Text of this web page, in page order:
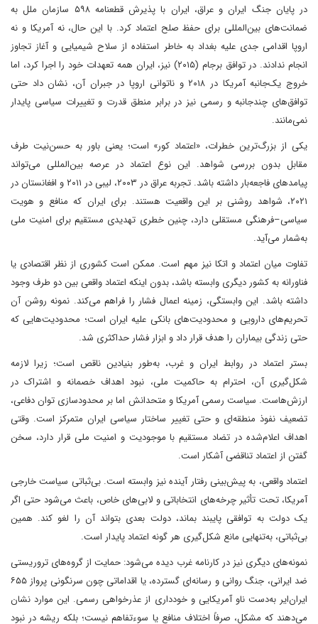
در پایان جنگ ایران و عراق، ایران با پذیرش قطعنامه ۵۹۸ سازمان ملل به
ضمانت‌های بین‌المللی برای حفظ صلح اعتماد کرد. با این حال، نه آمریکا و نه
اروپا اقدامی جدی علیه بغداد به خاطر استفاده از سلاح شیمیایی و آغاز تجاوز
انجام ندادند. در توافق برجام (۲۰۱۵) نیز، ایران همه تعهدات خود را اجرا کرد، اما
خروج یک‌جانبه آمریکا در ۲۰۱۸ و ناتوانی اروپا در جبران آن، نشان داد حتی
توافق‌های چندجانبه و رسمی نیز در برابر منطق قدرت و تغییرات سیاسی پایدار
نمی‌مانند.
یکی از بزرگ‌ترین خطرات، «اعتماد کور» است؛ یعنی باور به حسن‌نیت طرف
مقابل بدون بررسی شواهد. این نوع اعتماد در عرصه بین‌المللی می‌تواند
پیامدهای فاجعه‌بار داشته باشد. تجربه عراق در ۲۰۰۳، لیبی در ۲۰۱۱ و افغانستان در
۲۰۲۱، شواهد روشنی بر این واقعیت هستند. برای ایران که منافع و هویت
سیاسی–فرهنگی مستقلی دارد، چنین خطری تهدیدی مستقیم برای امنیت ملی
به‌شمار می‌آید.
تفاوت میان اعتماد و اتکا نیز مهم است. ممکن است کشوری از نظر اقتصادی یا
فناورانه به کشور دیگری وابسته باشد، بدون اینکه اعتماد واقعی بین دو طرف وجود
داشته باشد. این وابستگی، زمینه اعمال فشار را فراهم می‌کند. نمونه روشن آن
تحریم‌های دارویی و محدودیت‌های بانکی علیه ایران است؛ محدودیت‌هایی که
حتی زندگی بیماران را هدف قرار داد و ابزار فشار حداکثری شد.
بستر اعتماد در روابط ایران و غرب، به‌طور بنیادین ناقص است؛ زیرا لازمه
شکل‌گیری آن، احترام به حاکمیت ملی، نبود اهداف خصمانه و اشتراک در
ارزش‌هاست. سیاست رسمی آمریکا و متحدانش اما بر محدودسازی توان دفاعی،
تضعیف نفوذ منطقه‌ای و حتی تغییر ساختار سیاسی ایران متمرکز است. وقتی
اهداف اعلام‌شده در تضاد مستقیم با موجودیت و امنیت ملی قرار دارد، سخن
گفتن از اعتماد تناقضی آشکار است.
اعتماد واقعی، به پیش‌بینی رفتار آینده نیز وابسته است. بی‌ثباتی سیاست خارجی
آمریکا، تحت تأثیر چرخه‌های انتخاباتی و لابی‌های خاص، باعث می‌شود حتی اگر
یک دولت به توافقی پایبند بماند، دولت بعدی بتواند آن را لغو کند. همین
بی‌ثباتی، به‌تنهایی مانع شکل‌گیری هر گونه اعتماد پایدار است.
نمونه‌های دیگری نیز در کارنامه غرب دیده می‌شود: حمایت از گروه‌های تروریستی
ضد ایرانی، جنگ روانی و رسانه‌ای گسترده، یا اقداماتی چون سرنگونی پرواز ۶۵۵
ایران‌ایر به‌دست ناو آمریکایی و خودداری از عذرخواهی رسمی. این موارد نشان
می‌دهند که مشکل، صرفاً اختلاف منافع یا سوءتفاهم نیست؛ بلکه ریشه در نبود